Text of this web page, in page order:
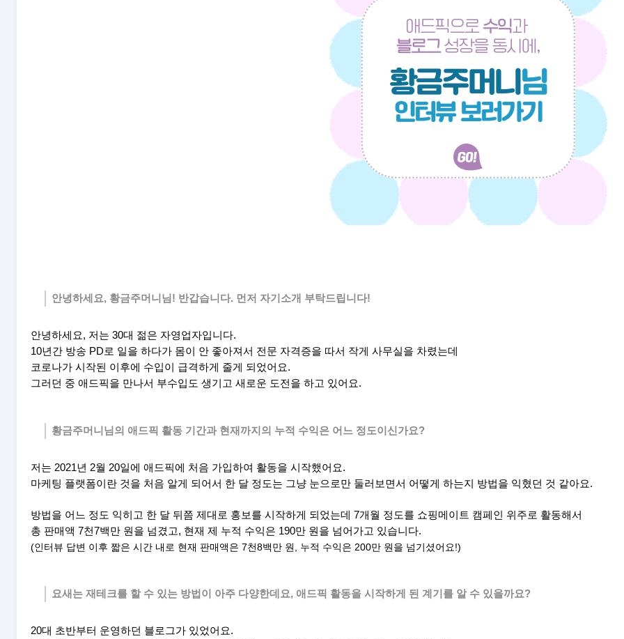
안녕하세요, 황금주머니님! 반갑습니다. 먼저 자기소개 부탁드립니다!
안녕하세요, 저는 30대 젊은 자영업자입니다.
10년간 방송 PD로 일을 하다가 몸이 안 좋아져서 전문 자격증을 따서 작게 사무실을 차렸는데
코로나가 시작된 이후에 수입이 급격하게 줄게 되었어요.
그러던 중 애드픽을 만나서 부수입도 생기고 새로운 도전을 하고 있어요.
황금주머니님의 애드픽 활동 기간과 현재까지의 누적 수익은 어느 정도이신가요?
저는 2021년 2월 20일에 애드픽에 처음 가입하여 활동을 시작했어요.
마케팅 플랫폼이란 것을 처음 알게 되어서 한 달 정도는 그냥 눈으로만 둘러보면서 어떻게 하는지 방법을 익혔던 것 같아요.
방법을 어느 정도 익히고 한 달 뒤쯤 제대로 홍보를 시작하게 되었는데 7개월 정도를 쇼핑메이트 캠페인 위주로 활동해서
총 판매액 7천7백만 원을 넘겼고, 현재 제 누적 수익은 190만 원을 넘어가고 있습니다.
(인터뷰 답변 이후 짧은 시간 내로 현재 판매액은 7천8백만 원, 누적 수익은 200만 원을 넘기셨어요!)
요새는 재테크를 할 수 있는 방법이 아주 다양한데요, 애드픽 활동을 시작하게 된 계기를 알 수 있을까요?
20대 초반부터 운영하던 블로그가 있었어요.